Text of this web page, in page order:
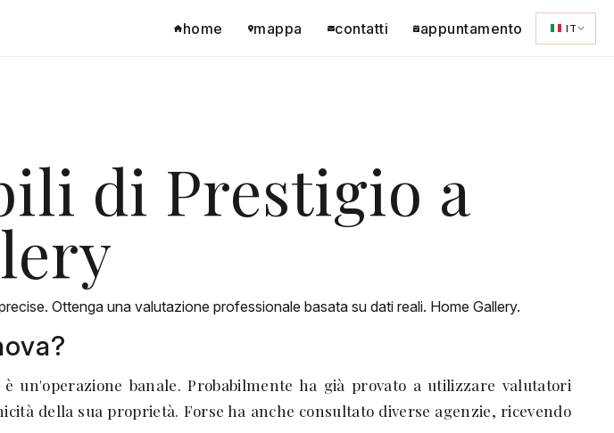
home mappa contatti appuntamento IT
di Prestigio a
Ottenga una valutazione professionale basata su dati reali. Home Gallery.
banale. Probabilmente ha già provato a utilizzare valutatori
della sua proprietà. Forse ha anche consultato diverse agenzie, ricevendo